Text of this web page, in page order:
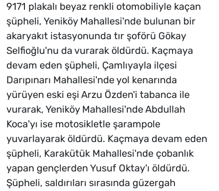
9171 plakalı beyaz renkli otomobiliyle kaçan
şüpheli, Yeniköy Mahallesi'nde bulunan bir
akaryakıt istasyonunda tır şoförü Gökay
Selfioğlu'nu da vurarak öldürdü. Kaçmaya
devam eden şüpheli, Çamlıyayla ilçesi
Darıpınarı Mahallesi'nde yol kenarında
yürüyen eski eşi Arzu Özden'i tabanca ile
vurarak, Yeniköy Mahallesi'nde Abdullah
Koca'yı ise motosikletle şarampole
yuvarlayarak öldürdü. Kaçmaya devam eden
şüpheli, Karakütük Mahallesi'nde çobanlık
yapan gençlerden Yusuf Oktay'ı öldürdü.
Şüpheli, saldırıları sırasında güzergah